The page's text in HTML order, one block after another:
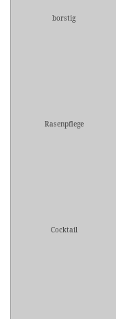
borstig
Rasenpflege
Cocktail